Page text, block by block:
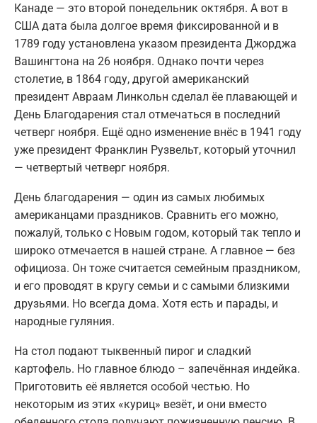
Канаде — это второй понедельник октября. А вот в
США дата была долгое время фиксированной и в
1789 году установлена указом президента Джорджа
Вашингтона на 26 ноября. Однако почти через
столетие, в 1864 году, другой американский
президент Авраам Линкольн сделал ёе плавающей и
День Благодарения стал отмечаться в последний
четверг ноября. Ещё одно изменение внёс в 1941 году
уже президент Франклин Рузвельт, который уточнил
— четвертый четверг ноября.
День благодарения — один из самых любимых
американцами праздников. Сравнить его можно,
пожалуй, только с Новым годом, который так тепло и
широко отмечается в нашей стране. А главное — без
официоза. Он тоже считается семейным праздником,
и его проводят в кругу семьи и с самыми близкими
друзьями. Но всегда дома. Хотя есть и парады, и
народные гуляния.
На стол подают тыквенный пирог и сладкий
картофель. Но главное блюдо – запечённая индейка.
Приготовить её является особой честью. Но
некоторым из этих «куриц» везёт, и они вместо